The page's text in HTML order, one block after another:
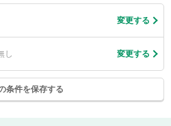
変更する
し 変更する
条件を保存する